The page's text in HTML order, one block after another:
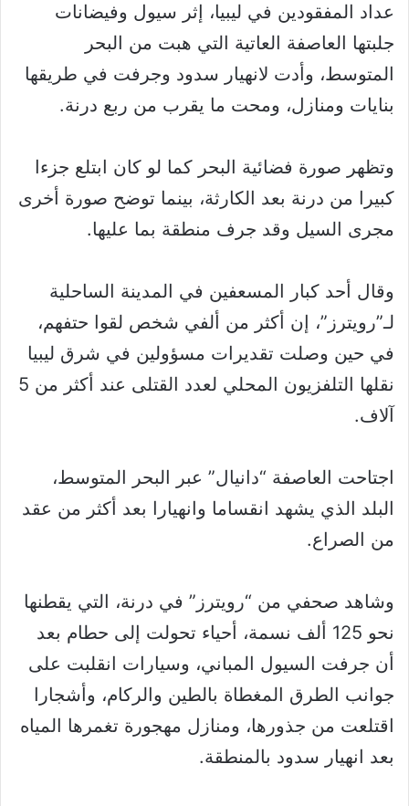
عداد المفقودين في ليبيا، إثر سيول وفيضانات
جلبتها العاصفة العاتية التي هبت من البحر
المتوسط، وأدت لانهيار سدود وجرفت في طريقها
بنايات ومنازل، ومحت ما يقرب من ربع درنة.
وتظهر صورة فضائية البحر كما لو كان ابتلع جزءا
كبيرا من درنة بعد الكارثة، بينما توضح صورة أخرى
مجرى السيل وقد جرف منطقة بما عليها.
وقال أحد كبار المسعفين في المدينة الساحلية
لـ”رويترز”، إن أكثر من ألفي شخص لقوا حتفهم،
في حين وصلت تقديرات مسؤولين في شرق ليبيا
نقلها التلفزيون المحلي لعدد القتلى عند أكثر من 5
آلاف.
اجتاحت العاصفة “دانيال” عبر البحر المتوسط،
البلد الذي يشهد انقساما وانهيارا بعد أكثر من عقد
من الصراع.
وشاهد صحفي من “رويترز” في درنة، التي يقطنها
نحو 125 ألف نسمة، أحياء تحولت إلى حطام بعد
أن جرفت السيول المباني، وسيارات انقلبت على
جوانب الطرق المغطاة بالطين والركام، وأشجارا
اقتلعت من جذورها، ومنازل مهجورة تغمرها المياه
بعد انهيار سدود بالمنطقة.